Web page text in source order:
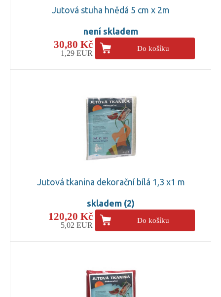
Jutová stuha hnědá 5 cm x 2m
není skladem
30,80 Kč
1,29 EUR
Do košíku
Jutová tkanina dekorační bílá 1,3 x1 m
skladem (2)
120,20 Kč
5,02 EUR
Do košíku